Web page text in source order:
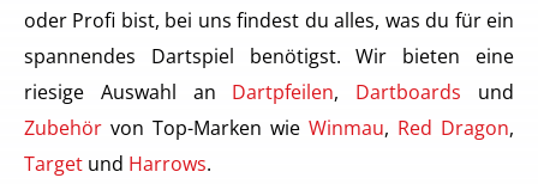
oder Profi bist, bei uns findest du alles, was du für ein
spannendes Dartspiel benötigst. Wir bieten eine
riesige Auswahl an Dartpfeilen, Dartboards und
Zubehör von Top-Marken wie Winmau, Red Dragon,
Target und Harrows.